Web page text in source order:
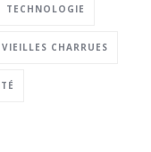
TECHNOLOGIE
VIEILLES CHARRUES